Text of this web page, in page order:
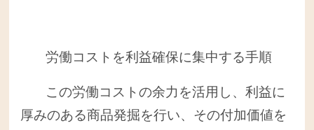
労働コストを利益確保に集中する手順
この労働コストの余力を活用し、利益に
厚みのある商品発掘を行い、その付加価値を